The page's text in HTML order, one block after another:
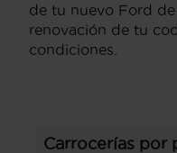
de tu nuevo Ford
renovación de tu
condiciones.
Carrocerías por